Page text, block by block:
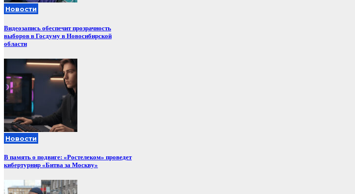
Новости
Видеозапись обеспечит прозрачность
выборов в Госдуму в Новосибирской
области
Новости
В память о подвиге: «Ростелеком» проведет
кибертурнир «Битва за Москву»